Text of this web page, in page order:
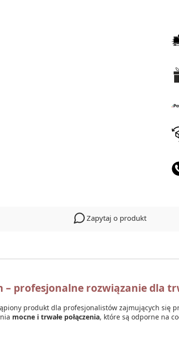
Zapytaj o produkt
profesjonalne rozwiązanie dla
produkt dla profesjonalistów zajmujących się
mocne i trwałe połączenia, które są odporne na